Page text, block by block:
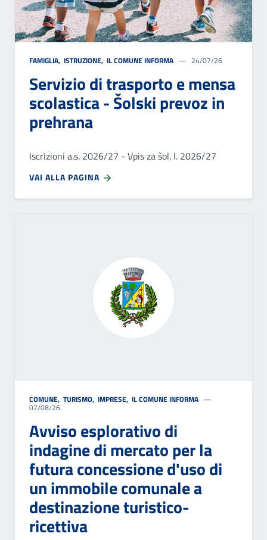
FAMIGLIA, ISTRUZIONE, IL COMUNE INFORMA 24/07/26
Servizio di trasporto e mensa
scolastica - Šolski prevoz in
prehrana
Iscrizioni a.s. 2026/27 - Vpis za šol. l. 2026/27
VAI ALLA PAGINA
COMUNE, TURISMO, IMPRESE, IL COMUNE INFORMA
07/08/26
Avviso esplorativo di
indagine di mercato per la
futura concessione d'uso di
un immobile comunale a
destinazione turistico-
ricettiva